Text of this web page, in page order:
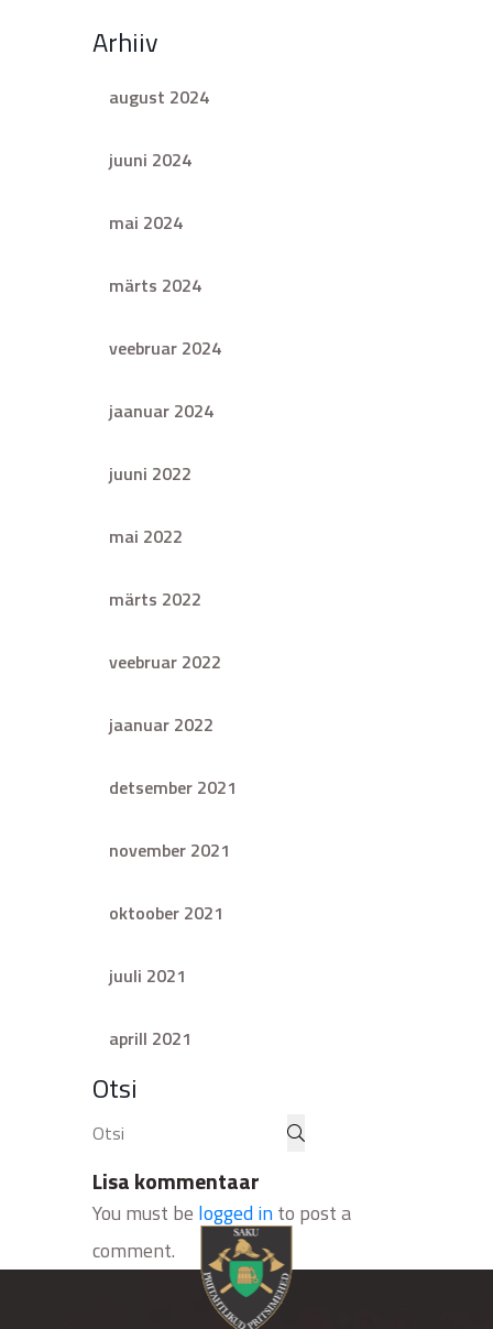
Arhiiv
august 2024
juuni 2024
mai 2024
märts 2024
veebruar 2024
jaanuar 2024
juuni 2022
mai 2022
märts 2022
veebruar 2022
jaanuar 2022
detsember 2021
november 2021
oktoober 2021
juuli 2021
aprill 2021
Otsi
Lisa kommentaar
You must be logged into post a
comment.